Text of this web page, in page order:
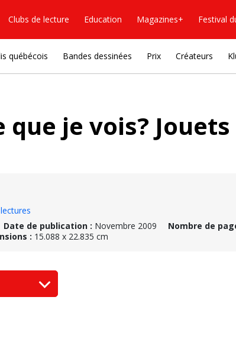
Clubs de lecture Education Magazines+ Festival
québécois Bandes dessinées Prix Créateurs
que je vois? Jouets
Date de publication : Novembre 2009 Nombre de
: 15.088 x 22.835 cm